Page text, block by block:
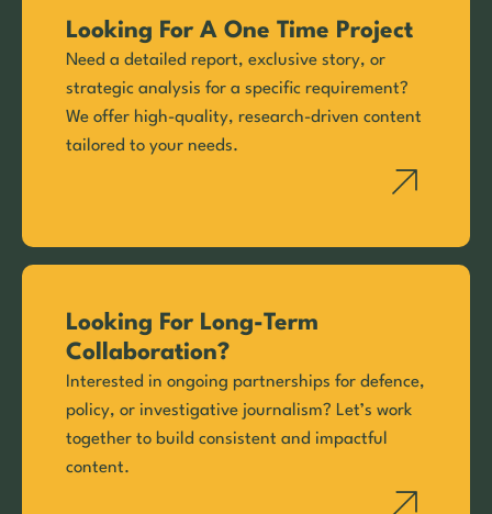
Looking For A One Time Project
Need a detailed report, exclusive story, or
strategic analysis for a specific requirement?
We offer high-quality, research-driven content
tailored to your needs.
Looking For Long-Term
Collaboration?
Interested in ongoing partnerships for defence,
policy, or investigative journalism? Let’s work
together to build consistent and impactful
content.